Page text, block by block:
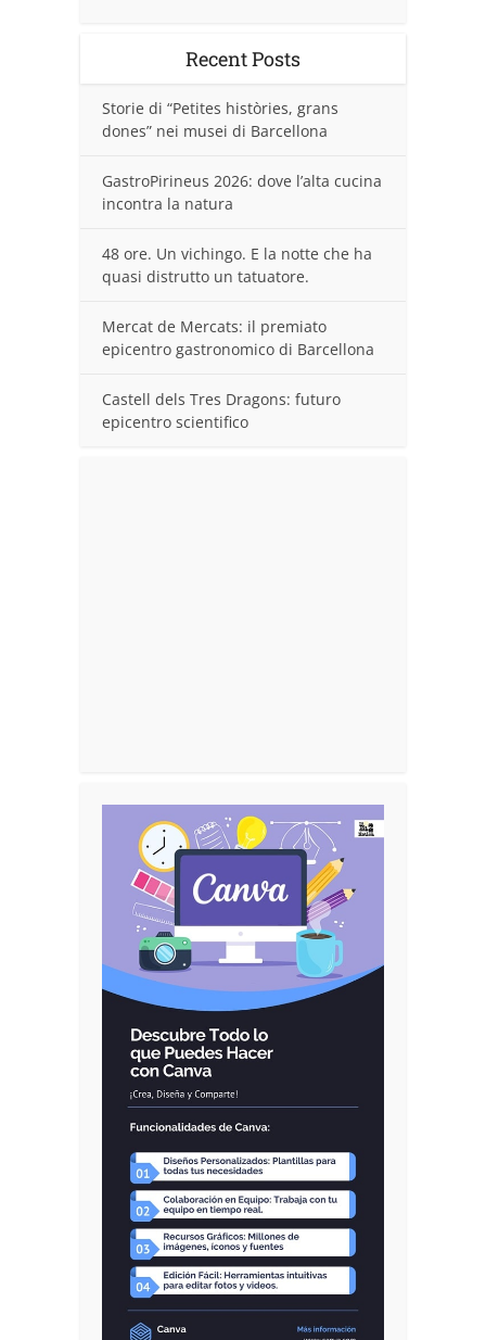
Recent Posts
Storie di “Petites històries, grans
dones” nei musei di Barcellona
GastroPirineus 2026: dove l’alta cucina
incontra la natura
48 ore. Un vichingo. E la notte che ha
quasi distrutto un tatuatore.
Mercat de Mercats: il premiato
epicentro gastronomico di Barcellona
Castell dels Tres Dragons: futuro
epicentro scientifico